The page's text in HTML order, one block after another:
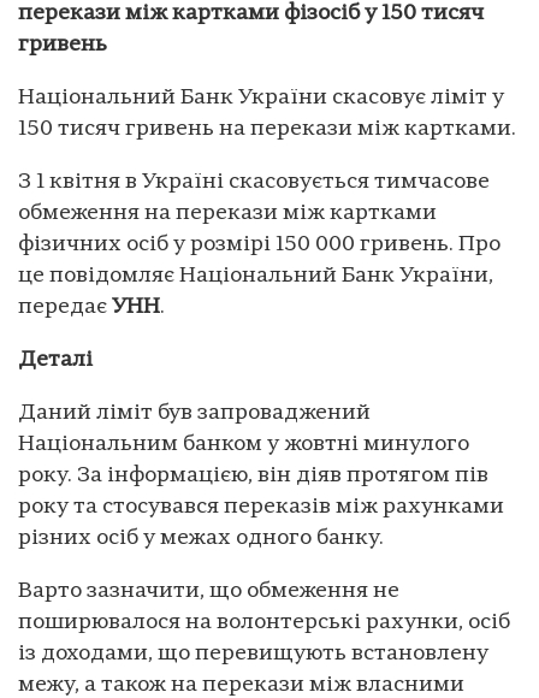
перекази між картками фізосіб у 150 тисяч
гривень
Національний Банк України скасовує ліміт у
150 тисяч гривень на перекази між картками.
З 1 квітня в Україні скасовується тимчасове
обмеження на перекази між картками
фізичних осіб у розмірі 150 000 гривень. Про
це повідомляє Національний Банк України,
передає УНН.
Деталі
Даний ліміт був запроваджений
Національним банком у жовтні минулого
року. За інформацією, він діяв протягом пів
року та стосувався переказів між рахунками
різних осіб у межах одного банку.
Варто зазначити, що обмеження не
поширювалося на волонтерські рахунки, осіб
із доходами, що перевищують встановлену
межу, а також на перекази між власними